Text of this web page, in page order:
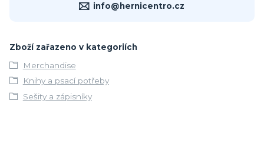
info@hernicentro.cz
Zboží zařazeno v kategoriích
Merchandise
Knihy a psací potřeby
Sešity a zápisníky